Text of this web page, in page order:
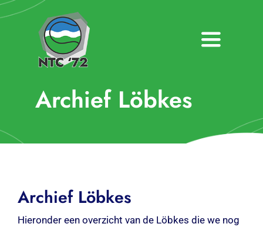
Ga
naar
Toggle
Over NTC ’72
Agenda
Archief Löbkes
Archief Löbkes
Hieronder een overzicht van de Löbkes die we nog